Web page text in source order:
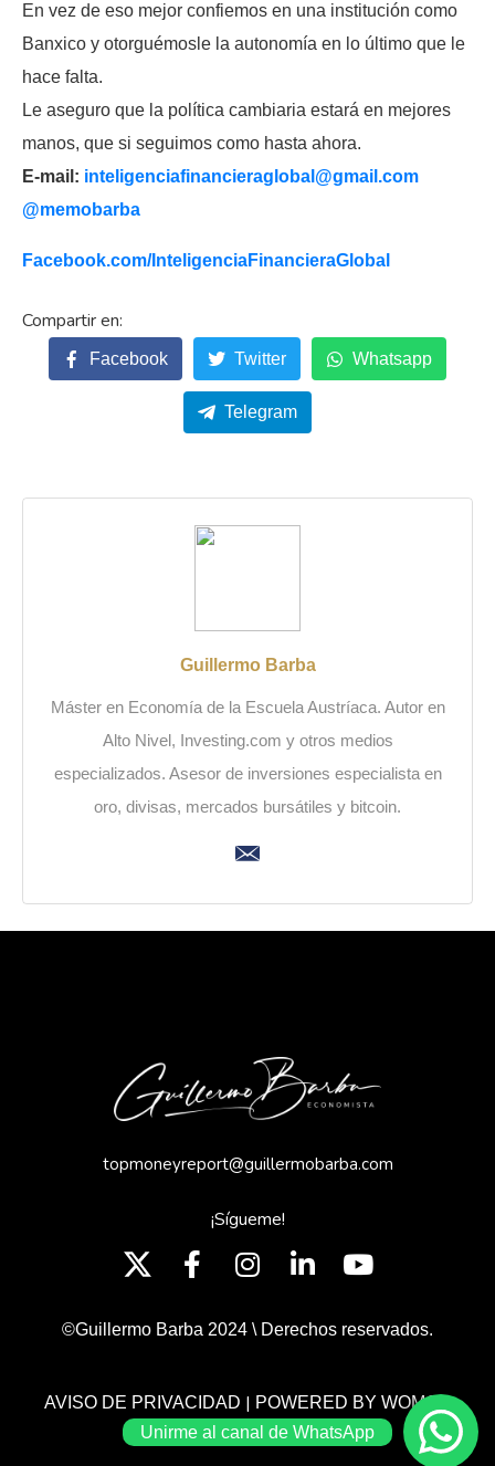
En vez de eso mejor confiemos en una institución como
Banxico y otorguémosle la autonomía en lo último que le
hace falta.
Le aseguro que la política cambiaria estará en mejores
manos, que si seguimos como hasta ahora.
E-mail: inteligenciafinancieraglobal@gmail.com
@memobarba
Facebook.com/InteligenciaFinancieraGlobal
Facebook Twitter Whatsapp
Telegram
Guillermo Barba
Máster en Economía de la Escuela Austríaca. Autor en
Alto Nivel, Investing.com y otros medios
especializados. Asesor de inversiones especialista en
oro, divisas, mercados bursátiles y bitcoin.
topmoneyreport@guillermobarba.com
¡Sígueme!
©Guillermo Barba 2024 \ Derechos reservados.
AVISO DE PRIVACIDAD | POWERED BY WOMGP
Unirme al canal de WhatsApp